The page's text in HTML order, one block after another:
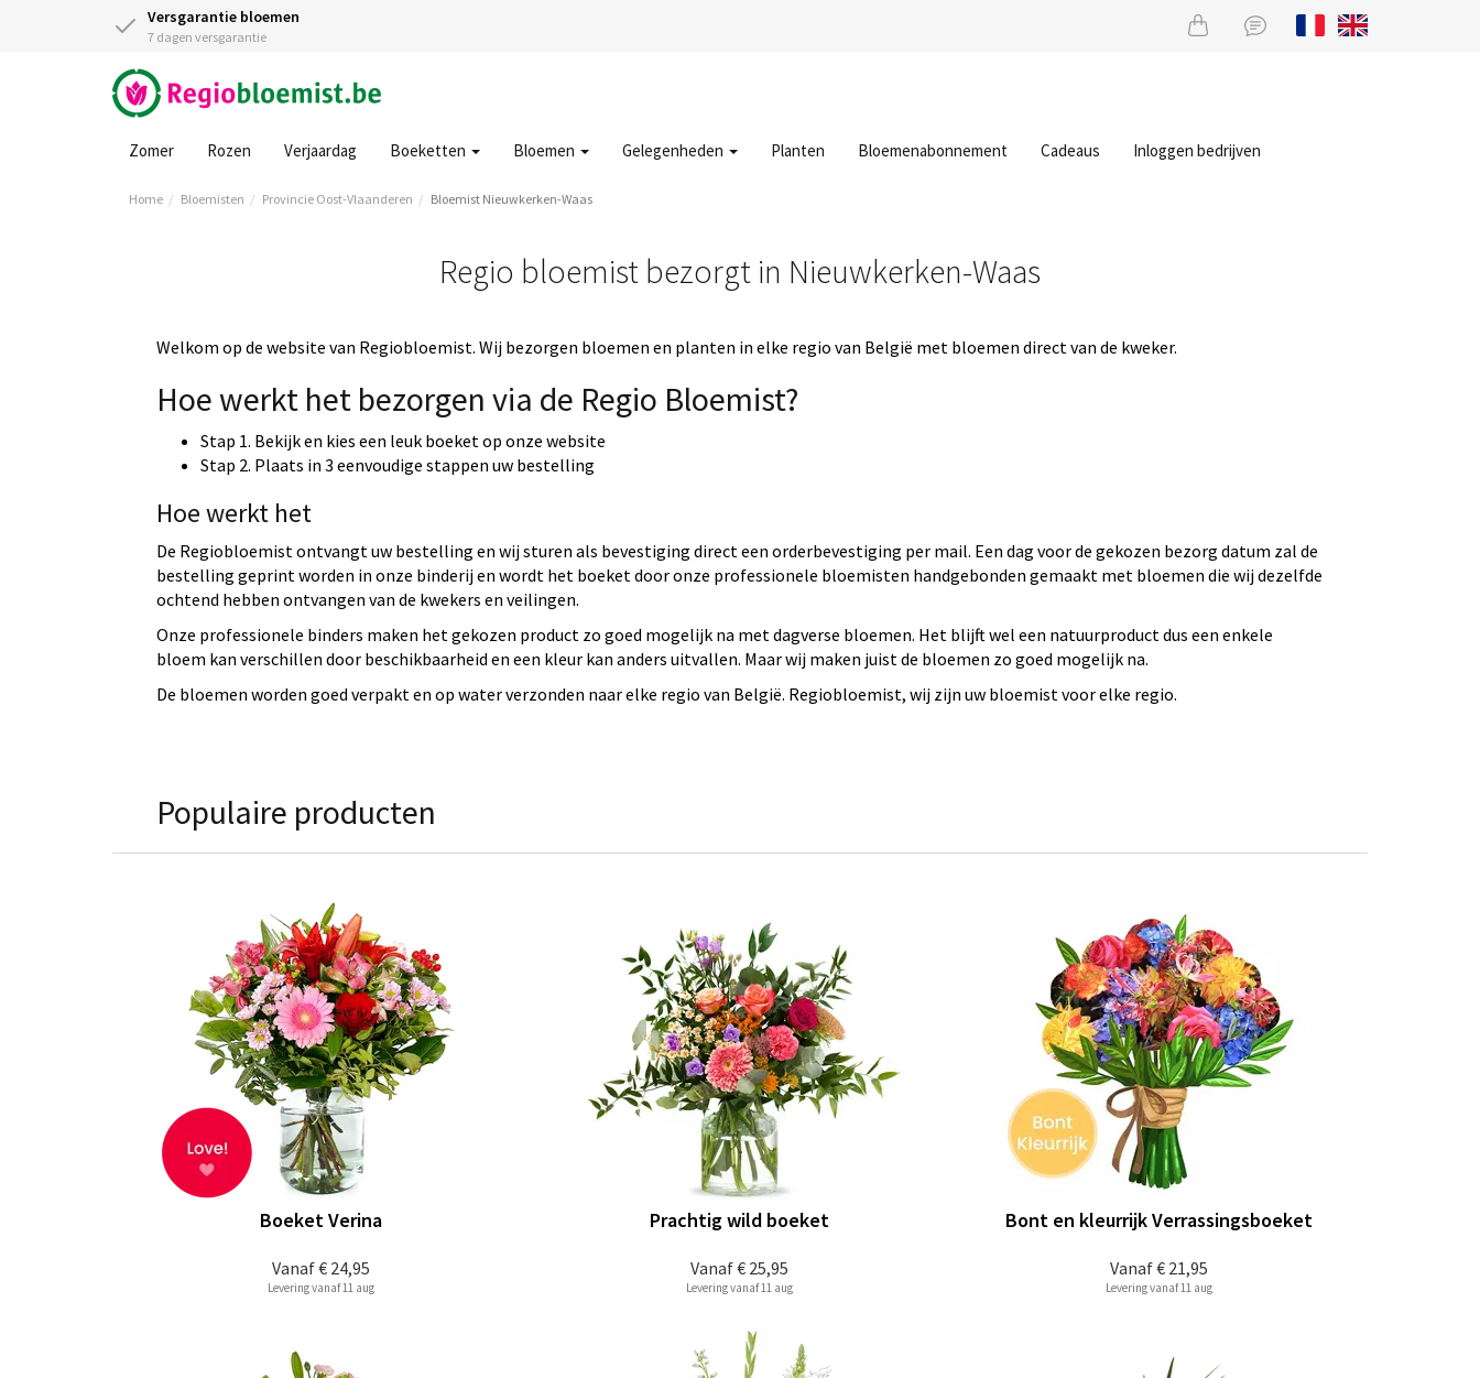
Versgarantie bloemen
7 dagen versgarantie
Zomer Rozen Verjaardag Boeketten Bloemen Gelegenheden Planten Bloemenabonnement Cadeaus Inloggen bedrijven
Home Bloemisten Provincie Oost-Vlaanderen Bloemist Nieuwkerken-Waas
Regio bloemist bezorgt in Nieuwkerken-Waas
Welkom op de website van Regiobloemist. Wij bezorgen bloemen en planten in elke regio van België met bloemen direct van de kweker.
Hoe werkt het bezorgen via de Regio Bloemist?
Stap 1. Bekijk en kies een leuk boeket op onze website
Stap 2. Plaats in 3 eenvoudige stappen uw bestelling
Hoe werkt het
De Regiobloemist ontvangt uw bestelling en wij sturen als bevestiging direct een orderbevestiging per mail. Een dag voor de gekozen bezorg datum zal de
bestelling geprint worden in onze binderij en wordt het boeket door onze professionele bloemisten handgebonden gemaakt met bloemen die wij dezelfde
ochtend hebben ontvangen van de kwekers en veilingen.
Onze professionele binders maken het gekozen product zo goed mogelijk na met dagverse bloemen. Het blijft wel een natuurproduct dus een enkele
bloem kan verschillen door beschikbaarheid en een kleur kan anders uitvallen. Maar wij maken juist de bloemen zo goed mogelijk na.
De bloemen worden goed verpakt en op water verzonden naar elke regio van België. Regiobloemist, wij zijn uw bloemist voor elke regio.
Populaire producten
Vanaf€ 24,95
Boeket Verina
Levering vanaf 11 aug
Vanaf€ 25,95
Prachtig wild boeket
Levering vanaf 11 aug
Vanaf€ 21,95
Bont en kleurrijk Verrassingsboeket
Levering vanaf 11 aug